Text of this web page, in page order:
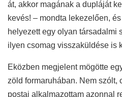
át, akkor magának a dupláját
kevés! – mondta lekezelően,
helyezett egy olyan társadalmi
ilyen csomag visszaküldése is
Eközben megjelent mögötte
zöld formaruhában. Nem szólt,
postai alkalmazottam azonnal